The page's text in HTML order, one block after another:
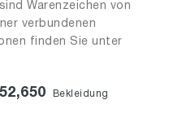
Warenzeichen von
verbundenen
finden Sie unter
52,650 Bekleidung